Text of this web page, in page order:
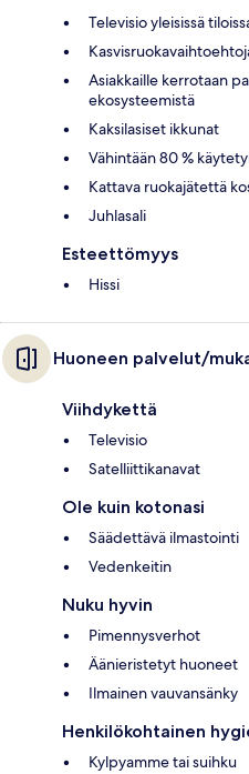
Televisio yleisissä
Asiakkaille kerrotaan
ekosysteemistä
Kaksilasiset ikkunat
Vähintään 80 %
Kattava ruokajätettä
Juhlasali
Esteettömyys
Hissi
Huoneen palvelut/
Viihdykettä
Televisio
Satelliittikanavat
Ole kuin kotonasi
Säädettävä ilmastointi
Vedenkeitin
Nuku hyvin
Pimennysverhot
Äänieristetyt huoneet
Ilmainen vauvansänky
Henkilökohtainen
Kylpyamme tai suihku